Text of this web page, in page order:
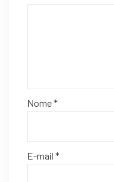
Nome*
E-mail *